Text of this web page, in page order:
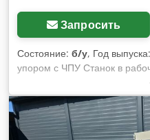
Запросить
Состояние: б/у, Год выпуска:
упором с ЧПУ Станок в
настроен бывший в
очищен прошел проверку
восстановлен отличная
Altendorf Модель: F45 Elmo